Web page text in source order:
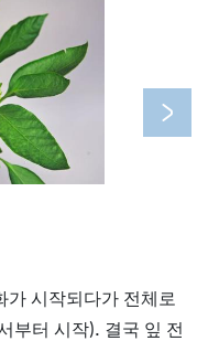
Next
가 시작되다가 전체로
부터 시작). 결국 잎 전